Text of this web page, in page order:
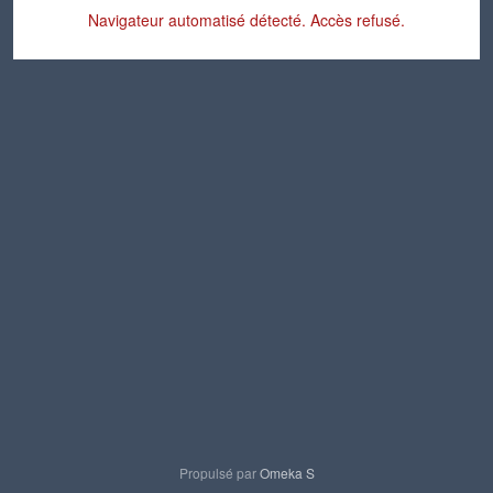
Navigateur automatisé détecté. Accès refusé.
Propulsé parOmeka S